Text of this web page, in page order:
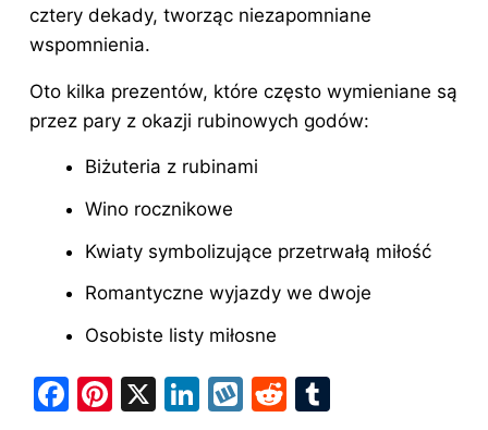
cztery dekady, tworząc niezapomniane
wspomnienia.
Oto kilka prezentów, które często wymieniane są
przez pary z okazji rubinowych godów:
Biżuteria z rubinami
Wino rocznikowe
Kwiaty symbolizujące przetrwałą miłość
Romantyczne wyjazdy we dwoje
Osobiste listy miłosne
F
Pi X
Li W R